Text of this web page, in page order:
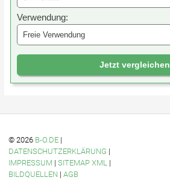
Verwendung:
Jetzt vergleichen
© 2026 B-O.DE |
DATENSCHUTZERKLÄRUNG |
IMPRESSUM |SITEMAP XML |
BILDQUELLEN |AGB